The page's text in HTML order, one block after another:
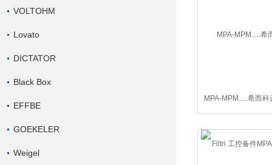
VOLTOHM
Lovato
DICTATOR
Black Box
EFFBE
GOEKELER
Weigel
MPA-MPM.....希而
工控备件MPA-